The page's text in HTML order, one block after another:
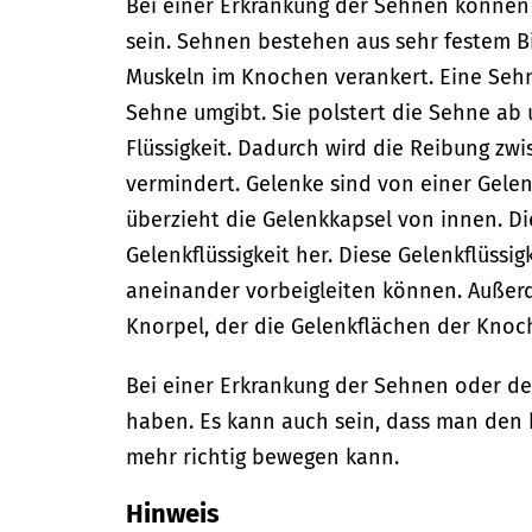
Bei einer Erkrankung der Sehnen
sein.Sehnen bestehen aus sehr festem
Muskeln im Knochen verankert. Eine
Sehne umgibt. Sie polstert die Sehne
Flüssigkeit. Dadurch wird die Reibung
vermindert. Gelenke sind von einer
überzieht die Gelenkkapsel von innen.
Gelenkflüssigkeit her. Diese
aneinander vorbeigleiten können.
Knorpel, der die Gelenkflächen der
Bei einer Erkrankung der Sehnen oder
haben. Es kann auch sein, dass man
mehr richtig bewegen kann.
Hinweis